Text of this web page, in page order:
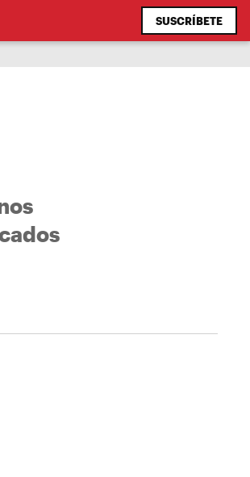
SUSCRÍBETE